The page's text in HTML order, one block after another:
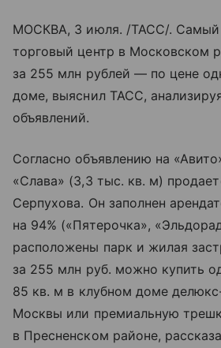
МОСКВА, 3 июля. /ТАСС/.
торговый центр в Московском
за 255 млн рублей — по цене
доме, выяснил ТАСС,
объявлений.
Согласно объявлению на
«Слава» (3,3 тыс. кв. м)
Серпухова. Он заполнен
на 94% («Пятерочка»,
расположены парк и жилая
за 255 млн руб. можно купить
85 кв. м в клубном доме
Москвы или премиальную
в Пресненском районе,